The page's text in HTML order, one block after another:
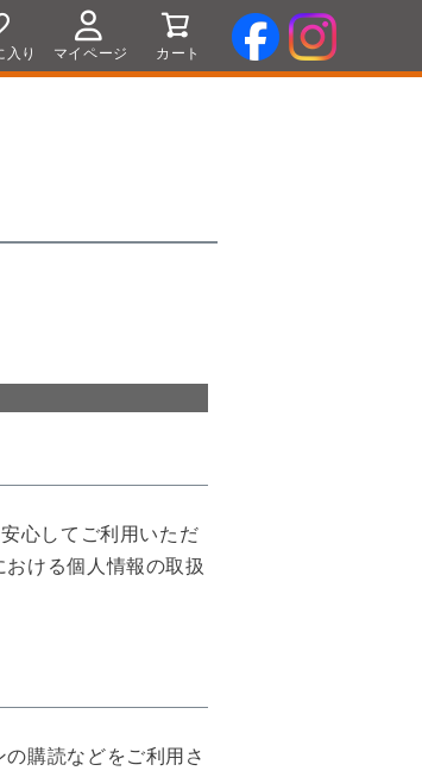
入り マイページ カート
心してご利用いただ
ける個人情報の取扱
購読などをご利用さ